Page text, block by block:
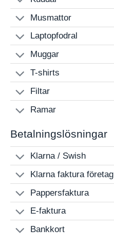
Musmattor
Laptopfodral
Muggar
T-shirts
Filtar
Ramar
Betalningslösningar
Klarna / Swish
Klarna faktura företag
Pappersfaktura
E-faktura
Bankkort